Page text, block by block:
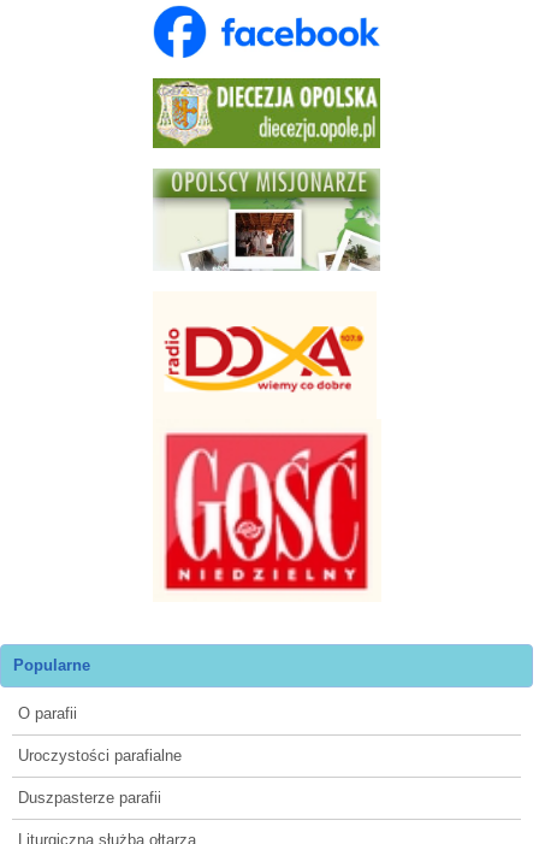
Popularne
O parafii
Uroczystości parafialne
Duszpasterze parafii
Liturgiczna służba ołtarza